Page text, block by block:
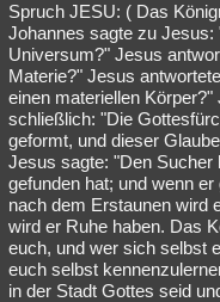
Spruch JESU: ( Das
Johannes sagte zu Jesus:
Universum?" Jesus
Materie?" Jesus
einen materiellen
schließlich: "Die
geformt, und dieser
Jesus sagte: "Den Sucher
gefunden hat; und wenn
nach dem Erstaunen wird
wird er Ruhe haben. Das
euch, und wer sich selbst
euch selbst
in der Stadt Gottes seid